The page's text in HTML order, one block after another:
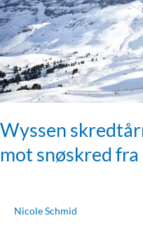
Wyssen
mot snøskred
Nicole Schmid
fra
Eiger
Nordveggen